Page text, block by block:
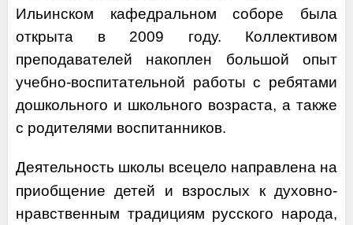
Ильинском кафедральном соборе была
открыта в 2009 году. Коллективом
преподавателей накоплен большой опыт
учебно-воспитательной работы с ребятами
дошкольного и школьного возраста, а также
с родителями воспитанников.
Деятельность школы всецело направлена на
приобщение детей и взрослых к духовно-
нравственным традициям русского народа,